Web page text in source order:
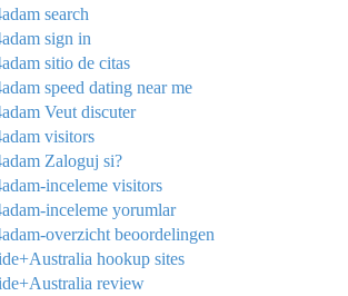
search
sign in
sitio de citas
speed dating near me
Veut discuter
visitors
Zaloguj si?
inceleme visitors
inceleme yorumlar
overzicht beoordelingen
hookup sites
review